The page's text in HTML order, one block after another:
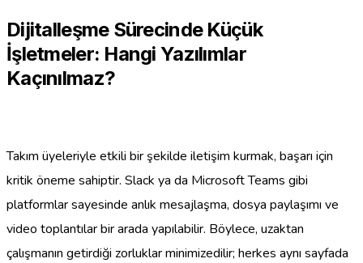
Dijitalleşme Sürecinde Küçük
İşletmeler: Hangi Yazılımlar
Kaçınılmaz?
Takım üyeleriyle etkili bir şekilde iletişim kurmak, başarı için
kritik öneme sahiptir. Slack ya da Microsoft Teams gibi
platformlar sayesinde anlık mesajlaşma, dosya paylaşımı ve
video toplantılar bir arada yapılabilir. Böylece, uzaktan
çalışmanın getirdiği zorluklar minimizedilir; herkes aynı sayfada